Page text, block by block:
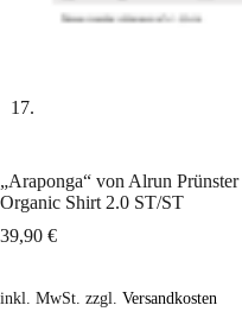
„Araponga“ von Alrun
Organic Shirt 2.0 ST/ST
39,90 €
inkl. MwSt. zzgl. Versandkosten